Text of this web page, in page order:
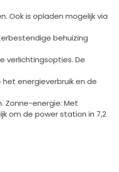
Ook is opladen mogelijk via
behuizing
verlichtingsopties. De
energieverbruik en de
Zonne-energie: Met
om de power station in 7,2